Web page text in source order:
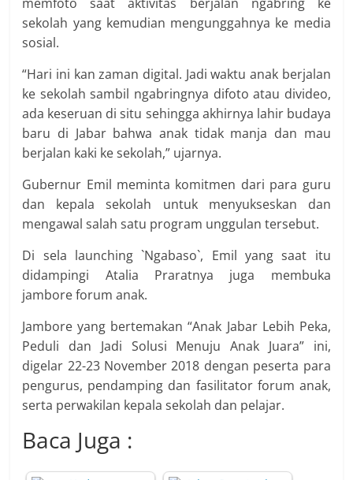
sekolah yang kemudian mengunggahnya ke media
sosial.
“Hari ini kan zaman digital. Jadi waktu anak berjalan
ke sekolah sambil ngabringnya difoto atau divideo,
ada keseruan di situ sehingga akhirnya lahir budaya
baru di Jabar bahwa anak tidak manja dan mau
berjalan kaki ke sekolah,” ujarnya.
Gubernur Emil meminta komitmen dari para guru
dan kepala sekolah untuk menyukseskan dan
mengawal salah satu program unggulan tersebut.
Di sela launching `Ngabaso`, Emil yang saat itu
didampingi Atalia Praratnya juga membuka
jambore forum anak.
Jambore yang bertemakan “Anak Jabar Lebih Peka,
Peduli dan Jadi Solusi Menuju Anak Juara” ini,
digelar 22-23 November 2018 dengan peserta para
pengurus, pendamping dan fasilitator forum anak,
serta perwakilan kepala sekolah dan pelajar.
Baca Juga :